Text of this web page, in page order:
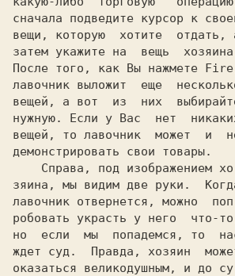
сначала подведите курсор к
вещи, которую  хотите  отдать,
затем укажите на  вещь
После того, как Вы нажмете
лавочник выложит  еще
вещей, а вот  из  них
нужную. Если у Вас  нет
вещей, то лавочник  может  и
демонстрировать свои товары.
зяина, мы видим две руки.
лавочник отвернется, можно
робовать украсть у него  что-
но  если  мы  попадемся, то
ждет суд.  Правда, хозяин
оказаться великодушным, и до